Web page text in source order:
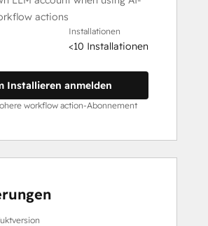
actions
Installationen
<10 Installationen
Installieren anmelden
workflow action-Abonnement